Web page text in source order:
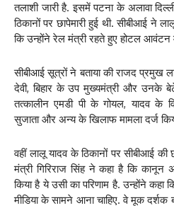
तलाशी जारी है. इसमें पटना के अलावा
ठिकानों पर छापेमारी हुई थी. सीबीआई ने
कि उन्होंने रेल मंत्री रहते हुए होटल आवंटन
सीबीआई सूत्रों ने बताया की राजद प्रमुख
देवी, बिहार के उप मुख्यमंत्री और उनके
तत्कालीन एमडी पी के गोयल, यादव के
सुजाता और अन्य के खिलाफ मामला दर्ज
वहीं लालू यादव के ठिकानों पर सीबीआई
मंत्री गिरिराज सिंह ने कहा है कि कानून
किया है ये उसी का परिणाम है. उन्होंने कहा
मीडिया के सामने आना चाहिए. वे मूक